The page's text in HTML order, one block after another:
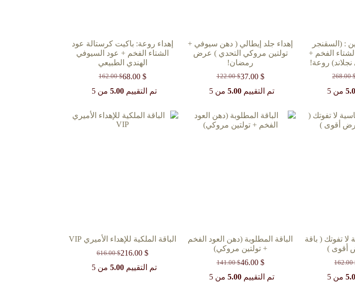
: (السقنجر
الفخم +
روعة!
268.00
من 5
إهداء جلد إيطالي ( دهن سيوفي +
تولتين مروكي التحدي ) عرض
رمضان!
122.00$
السعر
الأصلي
37.00 $
السعر
الحالي تم التقييم 5.00من 5
إهداء روعة: باكيت كرستالة عود
الشتاء الفخم + عود السيوفي
الهندي الطبيعي
162.00$
السعر
الأصلي
68.00$
السعر
الحاليتم التقييم5.00 من 5
لا تفوتك ( باقة
أقوى )
162.00
من 5
الباقة المطلوبة (دهن العود الفخم
+ تولتين مروكي)
141.00$
السعر
الأصلي
46.00 $
السعر
الحالي تم التقييم 5.00من 5
الباقة الملكية للإهداء الأميري VIP
616.00$
السعر
الأصلي
216.00$
السعر
الحاليتم التقييم5.00 من 5